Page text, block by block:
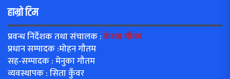
हाम्रो टिम
प्रवन्ध निर्देशक तथा संचालक :केशब गौतम
प्रधान सम्पादक :मोहन गौतम
सह-सम्पादक : मेनुका गौतम
व्यवस्थापक : सिता कुँवर